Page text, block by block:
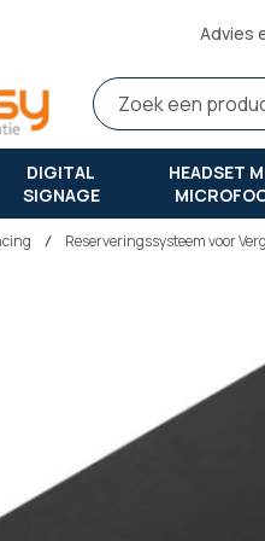
Advies
DIGITAL
SIGNAGE
HEADSET
Reserveringssysteem voor